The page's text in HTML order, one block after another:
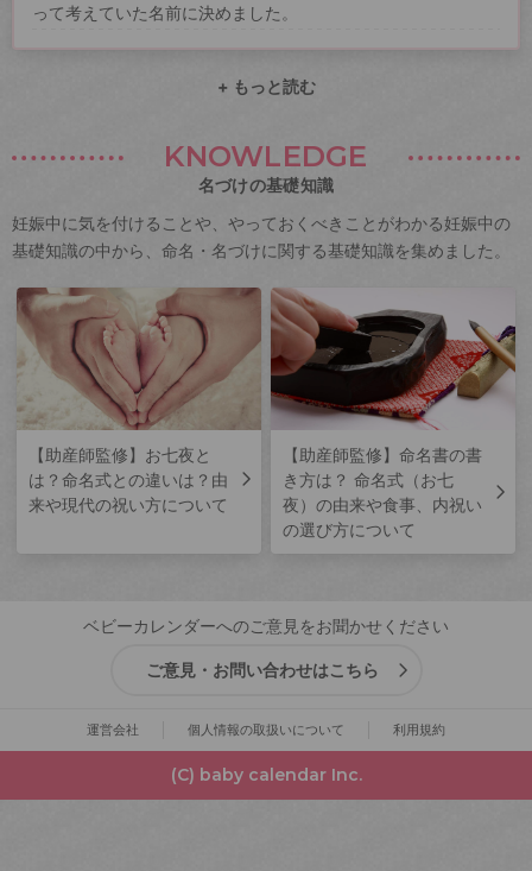
って考えていた名前に決めました。
+ もっと読む
KNOWLEDGE
名づけの基礎知識
妊娠中に気を付けることや、やっておくべきことがわかる妊娠中の
基礎知識の中から、命名・名づけに関する基礎知識を集めました。
【助産師監修】お七夜と
は？命名式との違いは？由
来や現代の祝い方について
【助産師監修】命名書の書
き方は？ 命名式（お七
夜）の由来や食事、内祝い
の選び方について
ベビーカレンダーへのご意見をお聞かせください
ご意見・お問い合わせはこちら
運営会社 個人情報の取扱いについて 利用規約
(C) baby calendar Inc.